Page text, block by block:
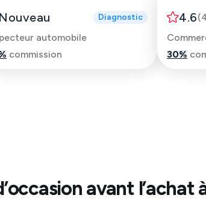
Nouveau Diagnostic
automobile
commission
4.6(
30%
avant l’achat